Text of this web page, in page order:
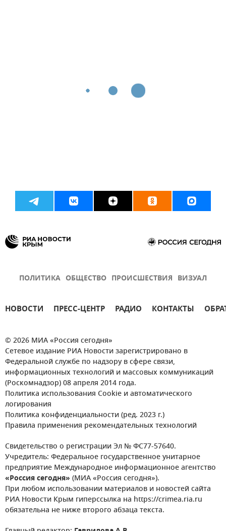
ПОЛИТИКА ОБЩЕСТВО ПРОИСШЕСТВИЯ ВИЗУАЛ
НОВОСТИ ПРЕСС-ЦЕНТР РАДИО КОНТАКТЫ
© 2026 МИА «Россия сегодня»
Сетевое издание РИА Новости зарегистрировано в
Федеральной службе по надзору в сфере связи,
информационных технологий и массовых коммуникаций
(Роскомнадзор) 08 апреля 2014 года.
Политика использования Cookie и автоматического
логирования
Политика конфиденциальности (ред. 2023 г.)
Правила применения рекомендательных технологий
Свидетельство о регистрации Эл № ФС77-57640.
Учредитель: Федеральное государственное унитарное
предприятие Международное информационное агентство
«Россия сегодня» (МИА «Россия сегодня»).
При любом использовании материалов и новостей сайта
РИА Новости Крым гиперссылка на https://crimea.ria.ru
обязательна не ниже второго абзаца текста.